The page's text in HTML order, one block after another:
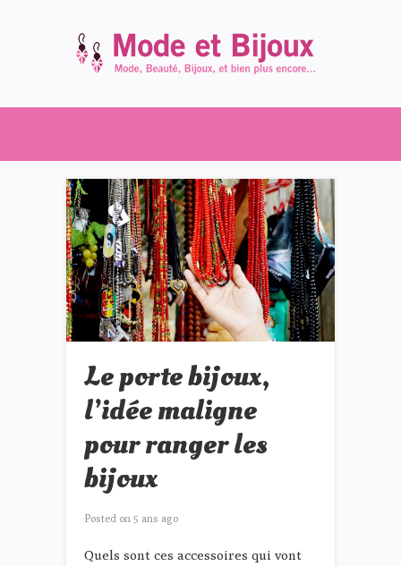
Le porte bijoux,
l’idée maligne
pour ranger les
bijoux
Posted on 5 ans ago
Quels sont ces accessoires qui vont